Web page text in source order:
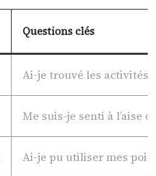
Questions clés
Ai-je trouvé les activités
Me suis-je senti à l’aise
Ai-je pu utiliser mes